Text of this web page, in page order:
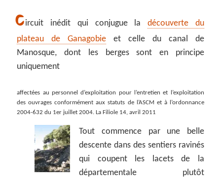
Circuit inédit qui conjugue la découverte du
plateau de Ganagobie et celle du canal de
Manosque, dont les berges sont en principe
uniquement
affectées au personnel d’exploitation pour l’entretien et l’exploitation
des ouvrages conformément aux statuts de l’ASCM et à l’ordonnance
2004-632 du 1er juillet 2004. La Filiole 14, avril 2011
Tout commence par une belle
descente dans des sentiers ravinés
qui coupent les lacets de la
départementale plutôt